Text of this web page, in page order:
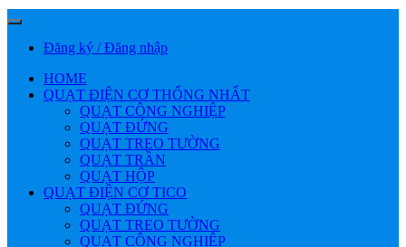
Đăng ký / Đăng nhập
HOME
QUẠT ĐIỆN CƠ THỐNG NHẤT
QUẠT CÔNG NGHIỆP
QUẠT ĐỨNG
QUẠT TREO TƯỜNG
QUẠT TRẦN
QUẠT HỘP
QUẠT ĐIỆN CƠ TICO
QUẠT ĐỨNG
QUẠT TREO TƯỜNG
QUẠT CÔNG NGHIỆP